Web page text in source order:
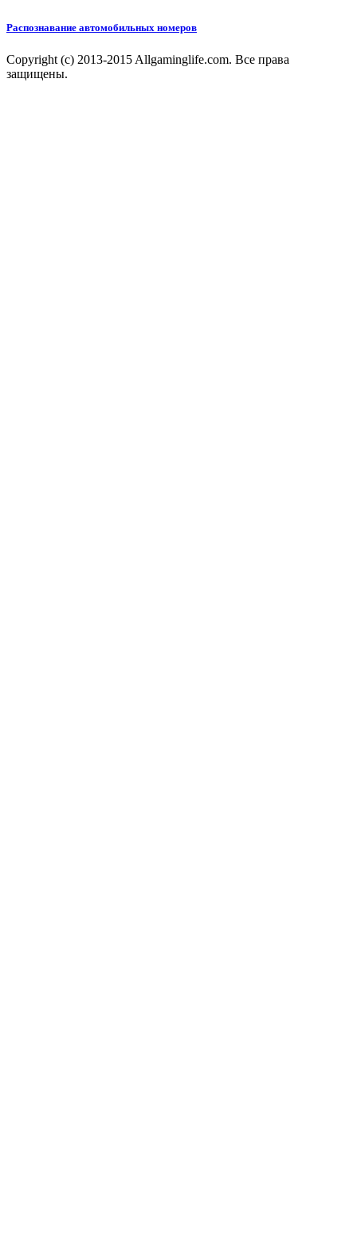
Распознавание автомобильных номеров
Copyright (c) 2013-2015 Allgaminglife.com. Все права
защищены.